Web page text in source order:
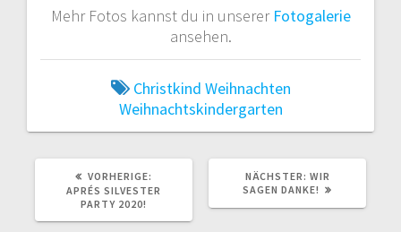
Mehr Fotos kannst du in unserer Fotogalerie
ansehen.
Christkind Weihnachten
Weihnachtskindergarten
VORHERIGE:
BEITRAG:
APRÉS SILVESTER
PARTY 2020!
NÄCHSTER: NÄCHSTER
BEITRAG:
WIR
SAGEN DANKE!